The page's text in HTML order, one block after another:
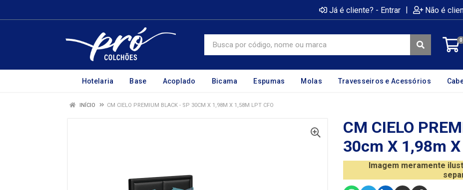
Já é cliente? - Entrar | Não é
0
Hotelaria Base Acoplado Bicama Espumas Molas Travesseiros e Acessórios
INÍCIO CM CIELO PREMIUM BLACK - SP 30CM X 1,98M X 1,58M LPT CFO
CM CIELO
30cm X 1,98m
Imagem meramente